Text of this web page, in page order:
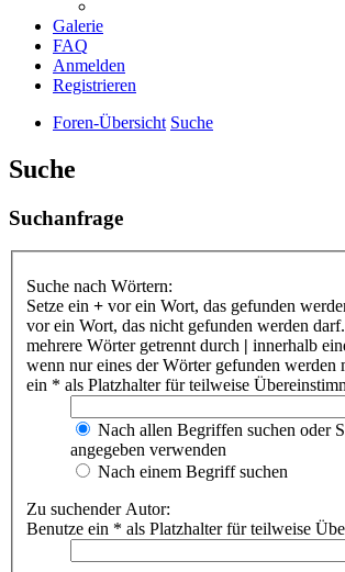
Galerie
FAQ
Anmelden
Registrieren
Foren-Übersicht Suche
Suche
Suchanfrage
Suche nach Wörtern:
Setze ein + vor ein Wort, das gefunden
vor ein Wort, das nicht gefunden werden
mehrere Wörter getrennt durch | innerhalb
wenn nur eines der Wörter gefunden werden
ein * als Platzhalter für teilweise
Nach allen Begriffen suchen oder
angegeben verwenden
Nach einem Begriff suchen
Zu suchender Autor:
Benutze ein * als Platzhalter für teilweise